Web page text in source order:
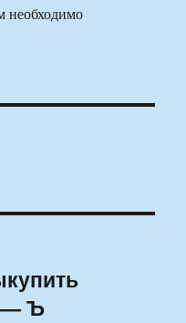
необходимо
— Ъ